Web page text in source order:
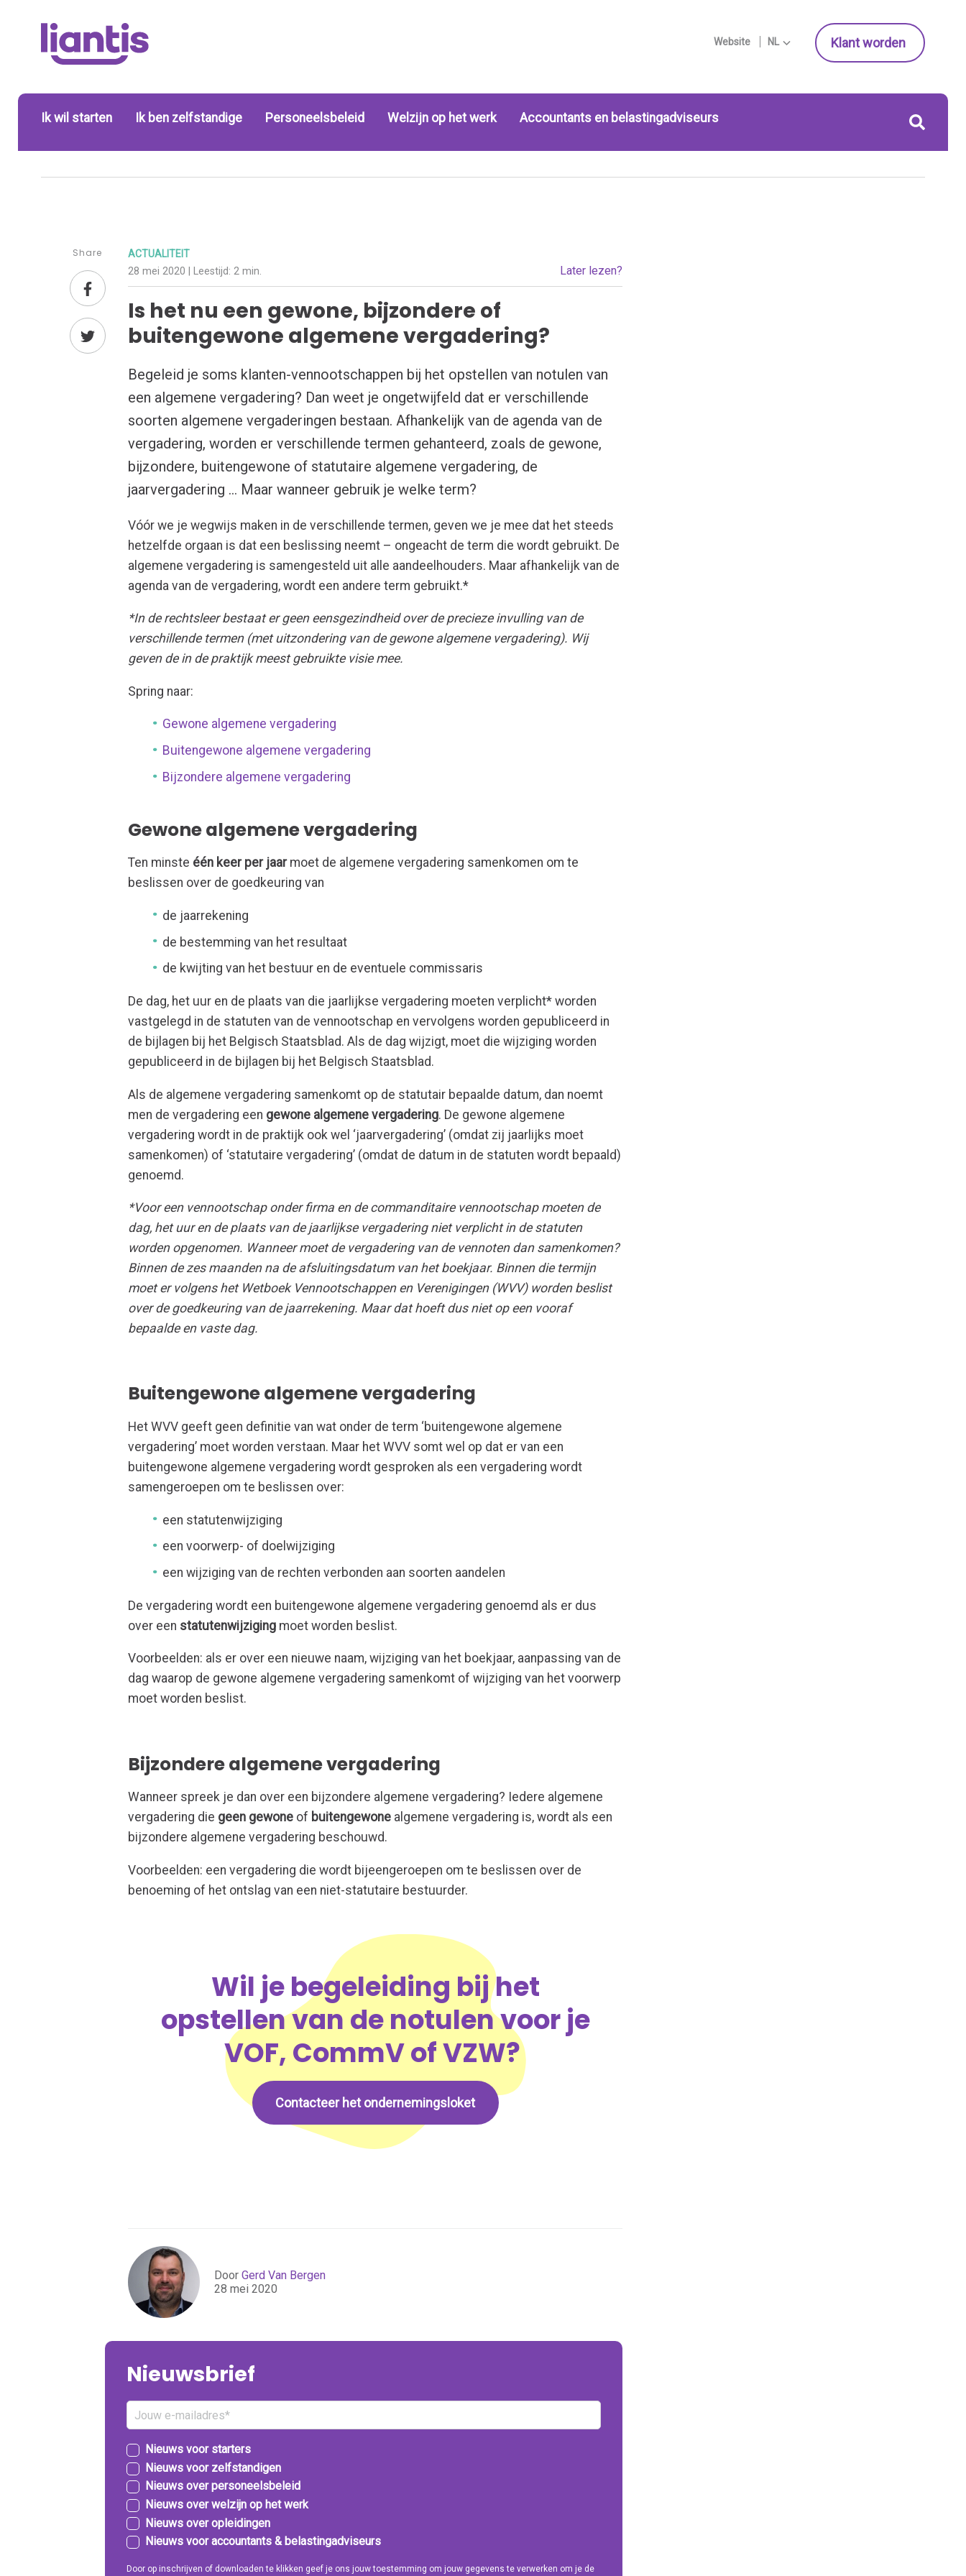
Website NL Klant worden
Ik wil starten Ik ben zelfstandige Personeelsbeleid Welzijn op het werk Accountants en belastingadviseurs
Share ACTUALITEIT
28 mei 2020 | Leestijd:2 min. Later lezen?
Is het nu een gewone, bijzondere of
buitengewone algemene vergadering?
Begeleid je soms klanten-vennootschappen bij het opstellen van notulen van
een algemene vergadering? Dan weet je ongetwijfeld dat er verschillende
soorten algemene vergaderingen bestaan. Afhankelijk van de agenda van de
vergadering, worden er verschillende termen gehanteerd, zoals de gewone,
bijzondere, buitengewone of statutaire algemene vergadering, de
jaarvergadering … Maar wanneer gebruik je welke term?
Vóór we je wegwijs maken in de verschillende termen, geven we je mee dat het steeds
hetzelfde orgaan is dat een beslissing neemt – ongeacht de term die wordt gebruikt. De
algemene vergadering is samengesteld uit alle aandeelhouders. Maar afhankelijk van de
agenda van de vergadering, wordt een andere term gebruikt.*
*In de rechtsleer bestaat er geen eensgezindheid over de precieze invulling van de
verschillende termen (met uitzondering van de gewone algemene vergadering). Wij
geven de in de praktijk meest gebruikte visie mee.
Spring naar:
Gewone algemene vergadering
Buitengewone algemene vergadering
Bijzondere algemene vergadering
Gewone algemene vergadering
Ten minste één keer per jaarmoet de algemene vergadering samenkomen om te
beslissen over de goedkeuring van
de jaarrekening
de bestemming van het resultaat
de kwijting van het bestuur en de eventuele commissaris
De dag, het uur en de plaats van die jaarlijkse vergadering moeten verplicht* worden
vastgelegd in de statuten van de vennootschap en vervolgens worden gepubliceerd in
de bijlagen bij het Belgisch Staatsblad. Als de dag wijzigt, moet die wijziging worden
gepubliceerd in de bijlagen bij het Belgisch Staatsblad.
Als de algemene vergadering samenkomt op de statutair bepaalde datum, dan noemt
men de vergadering een gewone algemene vergadering. De gewone algemene
vergadering wordt in de praktijk ook wel ‘jaarvergadering’ (omdat zij jaarlijks moet
samenkomen) of ‘statutaire vergadering’ (omdat de datum in de statuten wordt bepaald)
genoemd.
*Voor een vennootschap onder firma en de commanditaire vennootschap moeten de
dag, het uur en de plaats van de jaarlijkse vergadering niet verplicht in de statuten
worden opgenomen. Wanneer moet de vergadering van de vennoten dan samenkomen?
Binnen de zes maanden na de afsluitingsdatum van het boekjaar. Binnen die termijn
moet er volgens het Wetboek Vennootschappen en Verenigingen (WVV) worden beslist
over de goedkeuring van de jaarrekening. Maar dat hoeft dus niet op een vooraf
bepaalde en vaste dag.
Buitengewone algemene vergadering
Het WVV geeft geen definitie van wat onder de term ‘buitengewone algemene
vergadering’ moet worden verstaan. Maar het WVV somt wel op dat er van een
buitengewone algemene vergadering wordt gesproken als een vergadering wordt
samengeroepen om te beslissen over:
een statutenwijziging
een voorwerp- of doelwijziging
een wijziging van de rechten verbonden aan soorten aandelen
De vergadering wordt een buitengewone algemene vergadering genoemd als er dus
over een statutenwijziging moet worden beslist.
Voorbeelden: als er over een nieuwe naam, wijziging van het boekjaar, aanpassing van de
dag waarop de gewone algemene vergadering samenkomt of wijziging van het voorwerp
moet worden beslist.
Bijzondere algemene vergadering
Wanneer spreek je dan over een bijzondere algemene vergadering? Iedere algemene
vergadering die geen gewone of buitengewone algemene vergadering is, wordt als een
bijzondere algemene vergadering beschouwd.
Voorbeelden: een vergadering die wordt bijeengeroepen om te beslissen over de
benoeming of het ontslag van een niet-statutaire bestuurder.
Wil je begeleiding bij het
opstellen van de notulen voor je
VOF, CommV of VZW?
Contacteer het ondernemingsloket
DoorGerd Van Bergen
28 mei 2020
Nieuwsbrief
Nieuws voor starters
Nieuws voor zelfstandigen
Nieuws over personeelsbeleid
Nieuws over welzijn op het werk
Nieuws over opleidingen
Nieuws voor accountants & belastingadviseurs
Door op inschrijven of downloaden te klikken geef je ons jouw toestemming om jouw gegevens te verwerken om je de